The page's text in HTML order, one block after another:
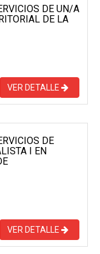
DE UN/A
DE LA
VER DETALLE
DE
I EN
VER DETALLE